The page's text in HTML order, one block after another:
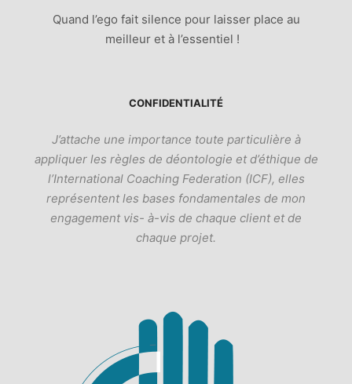
Quand l’ego fait silence pour laisser place au
meilleur et à l’essentiel !
CONFIDENTIALITÉ
J’attache une importance toute particulière à
appliquer les règles de déontologie et d’éthique de
l’International Coaching Federation (ICF), elles
représentent les bases fondamentales de mon
engagement vis- à-vis de chaque client et de
chaque projet.